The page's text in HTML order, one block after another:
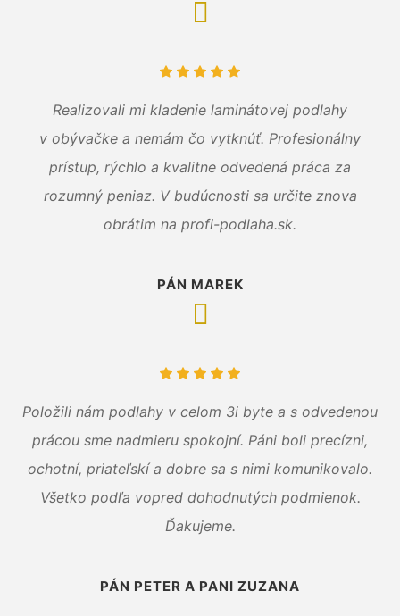
Realizovali mi kladenie laminátovej podlahy
v obývačke a nemám čo vytknúť. Profesionálny
prístup, rýchlo a kvalitne odvedená práca za
rozumný peniaz. V budúcnosti sa určite znova
obrátim na profi-podlaha.sk.
PÁN MAREK
Položili nám podlahy v celom 3i byte a s odvedenou
prácou sme nadmieru spokojní. Páni boli precízni,
ochotní, priateľskí a dobre sa s nimi komunikovalo.
Všetko podľa vopred dohodnutých podmienok.
Ďakujeme.
PÁN PETER A PANI ZUZANA